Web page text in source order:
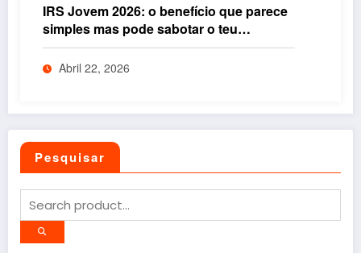
IRS Jovem 2026: o benefício que parece
simples mas pode sabotar o teu
rendimento se não entenderes isto
Abril 22, 2026
Pesquisar